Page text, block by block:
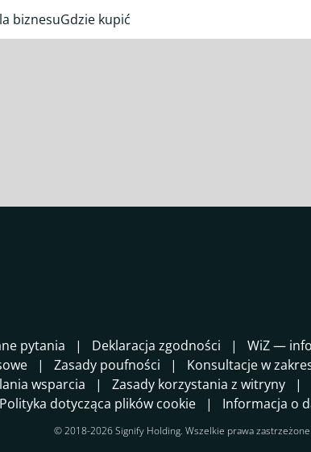
biznesuGdzie kupić
pytania Deklaracja zgodności WiZ —
Zasady poufności
Konsultacje w
wsparcia
Zasady korzystania z witryny
Polityka dotycząca plików cookie
Informacja o
© 2018-2026 Signify Holding. Wszelkie prawa zastrzeżone.